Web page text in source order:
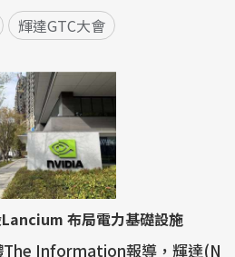
輝達GTC大會
布局電力基礎設施
The Information報導，輝達(N